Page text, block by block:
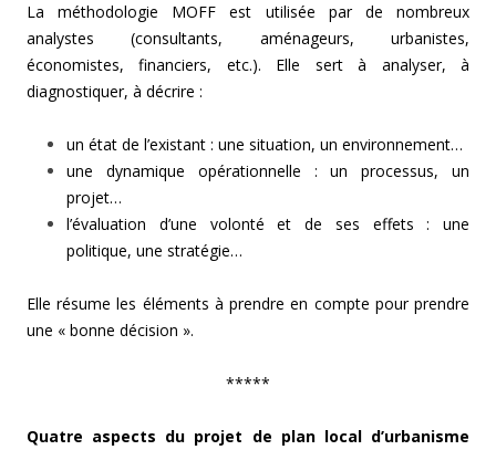
La méthodologie MOFF est utilisée par de nombreux
analystes (consultants, aménageurs, urbanistes,
économistes, financiers, etc.). Elle sert à analyser, à
diagnostiquer, à décrire :
un état de l’existant : une situation, un environnement…
une dynamique opérationnelle : un processus, un
projet…
l’évaluation d’une volonté et de ses effets : une
politique, une stratégie…
Elle résume les éléments à prendre en compte pour prendre
une « bonne décision ».
*****
Quatre aspects du projet de plan local d’urbanisme